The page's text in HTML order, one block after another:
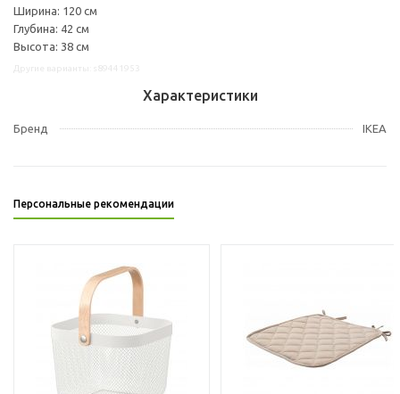
Ширина: 120 см
Глубина: 42 см
Высота: 38 см
Характеристики
Бренд IKEA
Персональные рекомендации